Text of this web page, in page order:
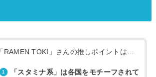
「RAMEN TOKI」さんの推しポイントは…
「スタミナ系」は各国をモチーフされて